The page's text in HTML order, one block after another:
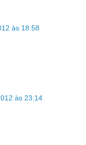
às 18:58
às 23:14